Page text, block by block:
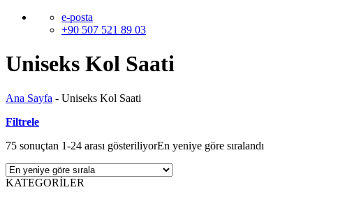
e-posta
+90 507 521 89 03
Uniseks Kol Saati
Ana Sayfa - Uniseks Kol Saati
Filtrele
75 sonuçtan 1-24 arası gösteriliyorEn yeniye göre sıralandı
KATEGORİLER